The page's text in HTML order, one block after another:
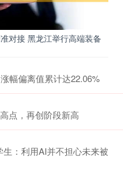
对接 黑龙江举行高端装备
幅偏离值累计达22.06%
点，再创阶段新高
：利用AI并不担心未来被